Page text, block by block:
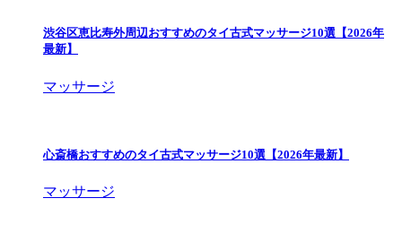
渋谷区恵比寿外周辺おすすめのタイ古式マッサージ10選【2026年
最新】
マッサージ
心斎橋おすすめのタイ古式マッサージ10選【2026年最新】
マッサージ